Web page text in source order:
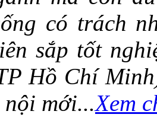
có trách
sắp tốt
Hồ Chí
mới...Xem